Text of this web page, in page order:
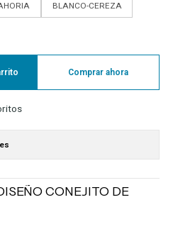
BLANCO-CEREZA
Comprar ahora
CONEJITO DE